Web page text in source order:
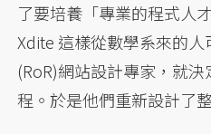
了要培養「專業的程式人
Xdite 這樣從數學系來的人
(RoR)網站設計專家，就
程。於是他們重新設計了